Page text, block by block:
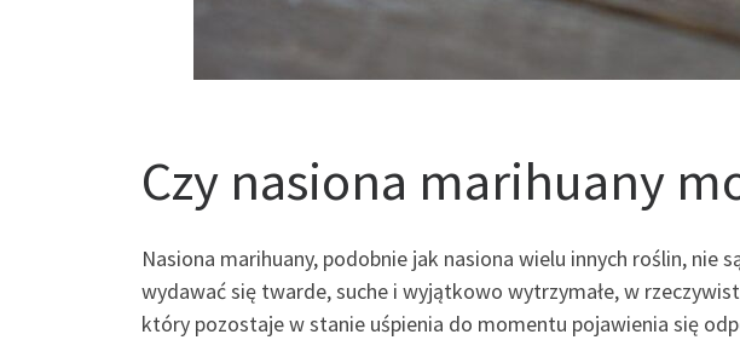
Czy nasiona marihuany
Nasiona marihuany, podobnie jak nasiona wielu innych roślin, nie
wydawać się twarde, suche i wyjątkowo wytrzymałe, w
który pozostaje w stanie uśpienia do momentu pojawienia się